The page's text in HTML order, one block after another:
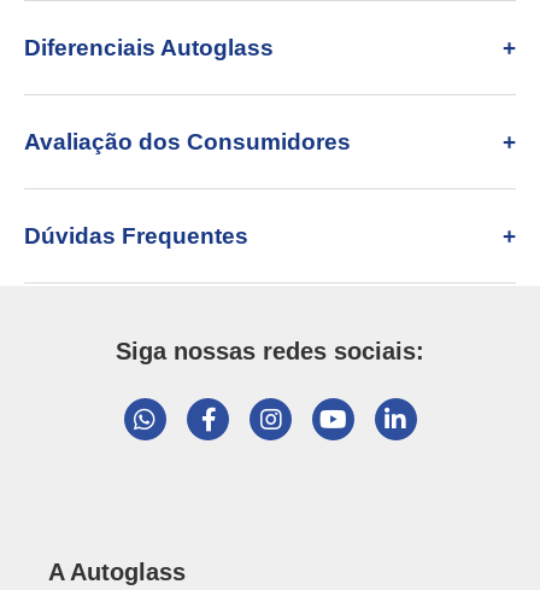
Diferenciais Autoglass
Avaliação dos Consumidores
Dúvidas Frequentes
Siga nossas redes sociais:
A Autoglass